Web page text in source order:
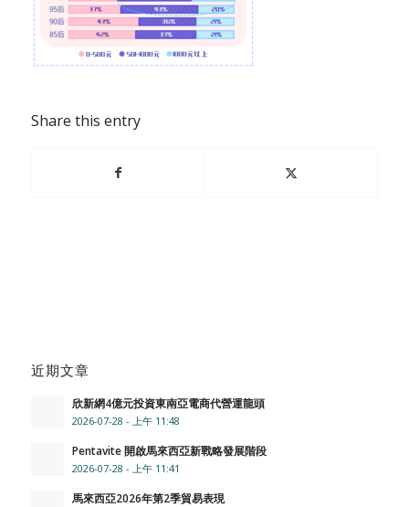
Share this entry
近期文章
欣新網4億元投資東南亞電商代營運龍頭
2026-07-28 - 上午 11:48
Pentavite 開啟馬來西亞新戰略發展階段
2026-07-28 - 上午 11:41
馬來西亞2026年第2季貿易表現